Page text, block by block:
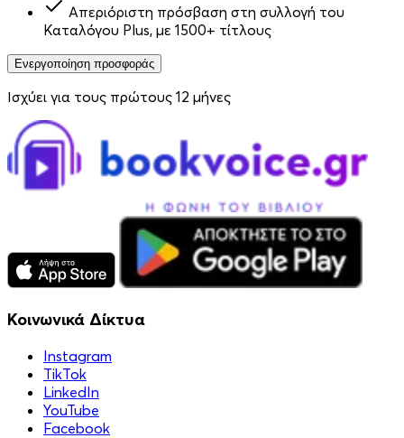
Απεριόριστη πρόσβαση στη συλλογή του
Καταλόγου Plus, με 1500+ τίτλους
Ενεργοποίηση προσφοράς
Ισχύει για τους πρώτους 12 μήνες
Κοινωνικά Δίκτυα
Instagram
TikTok
LinkedIn
YouTube
Facebook